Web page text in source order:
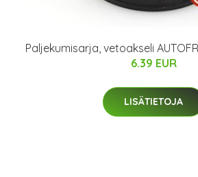
Paljekumisarja, vetoakseli
6.39 EUR
LISÄTIETOJA